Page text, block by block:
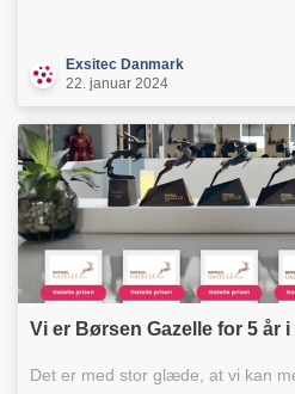
Exsitec Danmark
22. januar 2024
Vi er Børsen Gazelle for 5 år
Det er med stor glæde, at vi kan